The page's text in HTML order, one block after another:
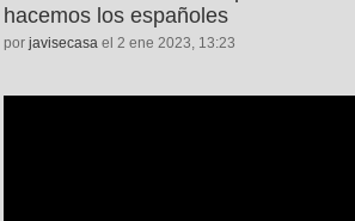
hacemos los españoles
por javisecasa el 2 ene 2023, 13:23